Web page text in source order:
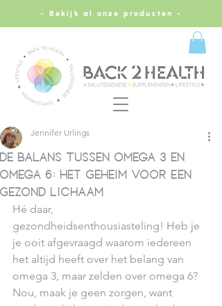
- Bekijk al onze producten -
De Balans Tussen Omega 3 en
Omega 6: Het Geheim Voor Een
Gezond Lichaam
Jennifer Urlings
Hé daar,
gezondheidsenthousiasteling! Heb je
je ooit afgevraagd waarom iedereen
het altijd heeft over het belang van
omega 3, maar zelden over omega 6?
Nou, maak je geen zorgen, want